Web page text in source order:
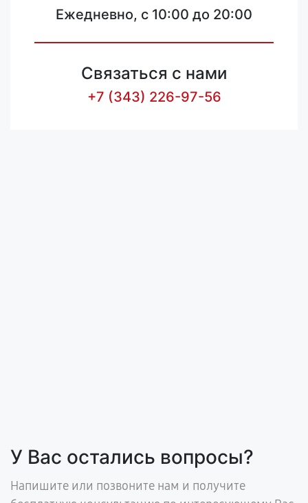
Ежедневно, с 10:00 до 20:00
Связаться с нами
+7 (343) 226-97-56
У Вас остались вопросы?
Напишите или позвоните нам и получите